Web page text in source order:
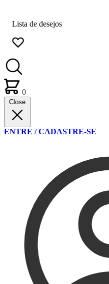
Lista de desejos
0
Close
ENTRE / CADASTRE-SE